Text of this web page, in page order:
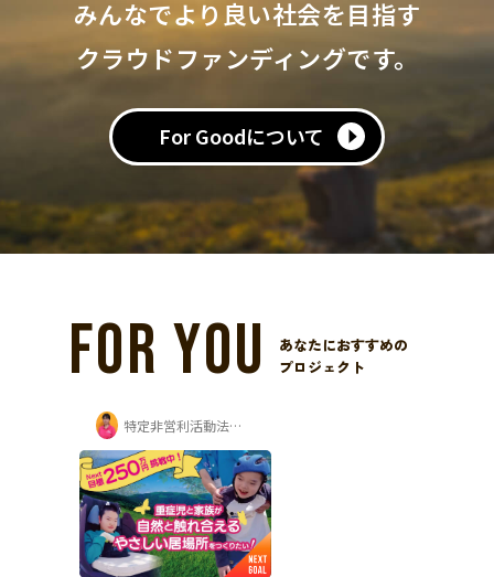
みんなでより良い社会を目指す
クラウドファンディングです。
For Goodについて
FOR YOU
あなたにおすすめの
プロジェクト
特定非営利活動法人ちゃいるどりいむ